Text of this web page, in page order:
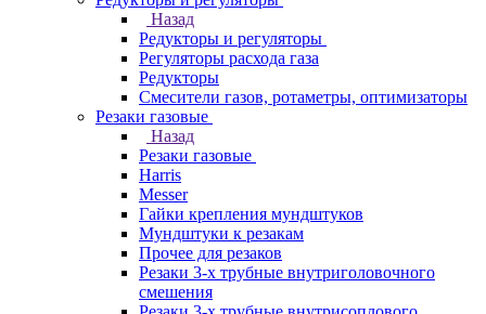
Назад
Редукторы и регуляторы
Регуляторы расхода газа
Редукторы
Смесители газов, ротаметры, оптимизаторы
Резаки газовые
Назад
Резаки газовые
Harris
Messer
Гайки крепления мундштуков
Мундштуки к резакам
Прочее для резаков
Резаки 3-х трубные внутриголовочного
смешения